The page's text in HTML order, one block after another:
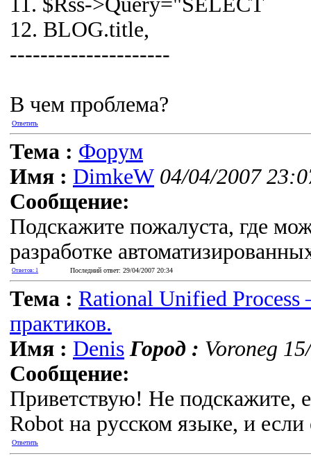
12. BLOG.title,
---------------------
В чем проблема?
Ответить
Тема : Форум
Имя : DimkeW04/04/2007
Сообщение:
Подскажите пожалуста, где
разработке
Ответов: 1 Последний ответ: 29/04/2007 20:34
Тема : Rational Unified Process
практиков.
Имя : Denis Город : Voroneg
Сообщение:
Приветствую! Не подскажите,
Robot на русском языке, и если
Ответить